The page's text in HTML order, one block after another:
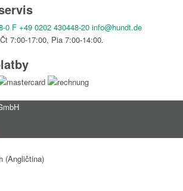
( Nemčina
(Angličtina)
0 F +49 0202 430448-20 info@hundt.de
7:00-17:00, Pia 7:00-14:00.